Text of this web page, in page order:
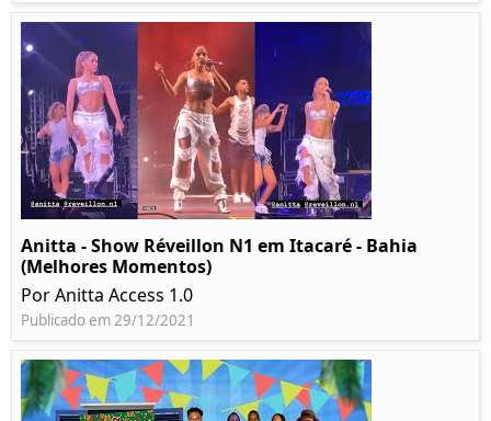
Anitta - Show Réveillon N1 em Itacaré - Bahia
(Melhores Momentos)
Por Anitta Access 1.0
Publicado em 29/12/2021